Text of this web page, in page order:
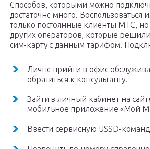
Способов, которыми можно
достаточно много. Воспользоваться
только постоянные клиенты МТС,
других операторов, которые
сим-карту с данным тарифом.
Лично прийти в офис
обратиться к консультанту.
Зайти в личный кабинет на
мобильное приложение «Мой
Ввести сервисную USSD-